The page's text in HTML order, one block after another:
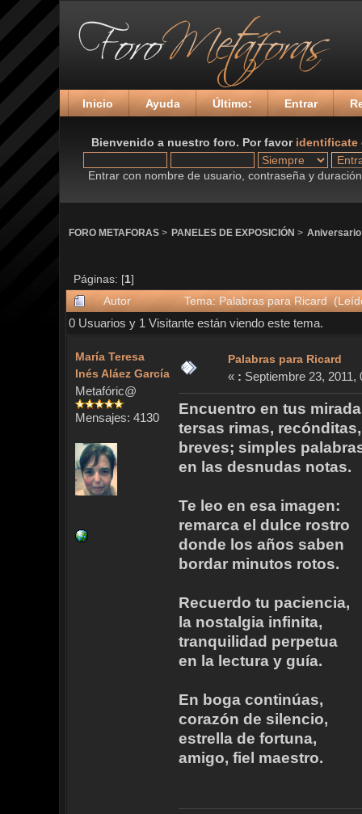
Inicio Ayuda Último: Entrar
Bienvenido a nuestro foro. Por favor identificate
Entrar con nombre de usuario, contraseña y
FORO METAFORAS> PANELES DE EXPOSICIÓN >
Páginas: [1]
Autor
Tema: Palabras para Ricard
0 Usuarios y 1 Visitante están viendo este tema.
María Teresa
Inés Aláez García
Metafóric@
Mensajes: 4130
Palabras para Ricard
« : Septiembre 23, 2011,
Encuentro en tus
tersas rimas, recónditas,
breves; simples
en las desnudas notas.
Te leo en esa imagen:
remarca el dulce rostro
donde los años saben
bordar minutos rotos.
Recuerdo tu paciencia,
la nostalgia infinita,
tranquilidad perpetua
en la lectura y guía.
En boga continúas,
corazón de silencio,
estrella de fortuna,
amigo, fiel maestro.